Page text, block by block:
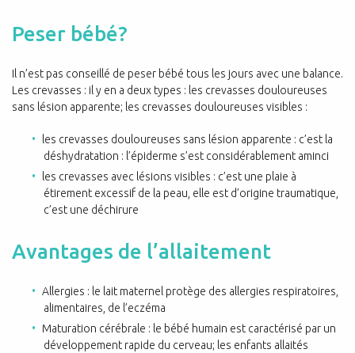
Peser bébé?
Il n’est pas conseillé de peser bébé tous les jours avec une balance.
Les crevasses : il y en a deux types : les crevasses douloureuses
sans lésion apparente; les crevasses douloureuses visibles :
les crevasses douloureuses sans lésion apparente : c’est la
déshydratation : l’épiderme s’est considérablement aminci
les crevasses avec lésions visibles : c’est une plaie à
étirement excessif de la peau, elle est d’origine traumatique,
c’est une déchirure
Avantages de l’allaitement
Allergies : le lait maternel protège des allergies respiratoires,
alimentaires, de l’eczéma
Maturation cérébrale : le bébé humain est caractérisé par un
développement rapide du cerveau; les enfants allaités